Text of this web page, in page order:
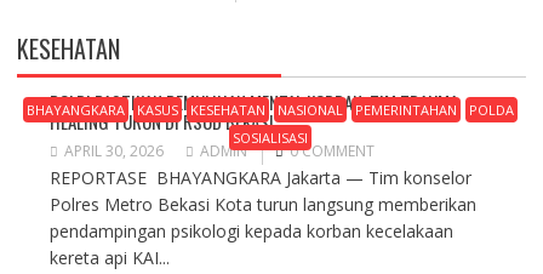
KESEHATAN
BHAYANGKARA KASUS KESEHATAN NASIONAL PEMERINTAHAN
POLDA
SOSIALISASI
POLRI PASTIKAN PEMULIHAN MENTAL KORBAN, TIM TRAUMA
HEALING TURUN DI RSUD BEKASI
APRIL 30, 2026 ADMIN 0 COMMENT
REPORTASE BHAYANGKARA Jakarta — Tim konselor
Polres Metro Bekasi Kota turun langsung memberikan
pendampingan psikologi kepada korban kecelakaan
kereta api KAI...